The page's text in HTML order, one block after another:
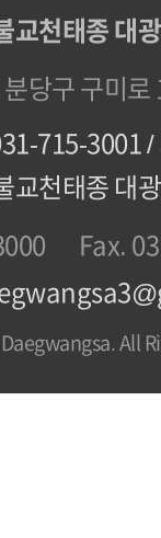
교천태종 대
당구 구미로
715-3001 /
교천태종 대
Fax.
All